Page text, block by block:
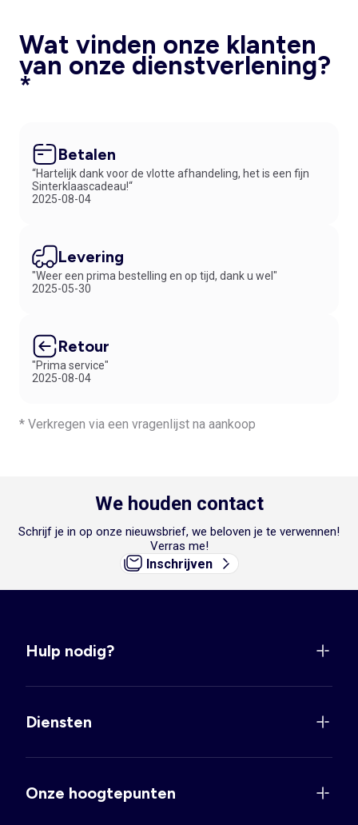
Wat vinden onze klanten
van onze dienstverlening?
*
Betalen
“Hartelijk dank voor de vlotte afhandeling, het is een fijn
Sinterklaascadeau!“
2025-08-04
Levering
"Weer een prima bestelling en op tijd, dank u wel"
2025-05-30
Retour
"Prima service"
2025-08-04
* Verkregen via een vragenlijst na aankoop
We houden contact
Schrijf je in op onze nieuwsbrief, we beloven je te verwennen!
Verras me!
Inschrijven
Hulp nodig?
Diensten
Onze hoogtepunten